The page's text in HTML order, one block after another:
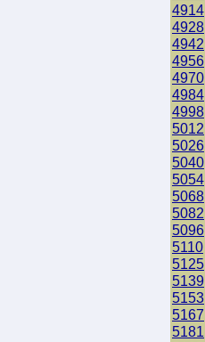
4914
4928
4942
4956
4970
4984
4998
5012
5026
5040
5054
5068
5082
5096
5110
5125
5139
5153
5167
5181